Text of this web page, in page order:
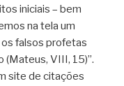
iniciais – bem
na tela um
falsos profetas
(Mateus, VIII, 15)”.
site de citações